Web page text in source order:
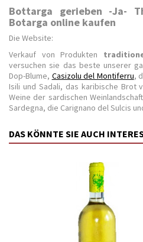
Bottarga gerieben -Ja-
Botarga online kaufen
Die Website:
Verkauf von Produkten
versuchen sie das beste unserer
Dop-Blume, Casizolu del Montiferru,
Isili und Sadali, das karibische Brot
Weine der sardischen
Sardegna, die Carignano del Sulcis
DAS KÖNNTE SIE AUCH